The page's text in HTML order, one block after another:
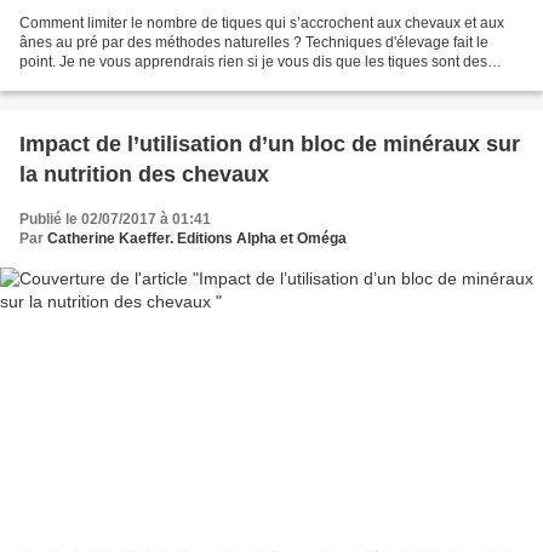
Comment limiter le nombre de tiques qui s’accrochent aux chevaux et aux
ânes au pré par des méthodes naturelles ? Techniques d'élevage fait le
point. Je ne vous apprendrais rien si je vous dis que les tiques sont des
Impact de l’utilisation d’un bloc de minéraux sur
la nutrition des chevaux
Publié le 02/07/2017 à 01:41
Par Catherine Kaeffer. Editions Alpha et Oméga